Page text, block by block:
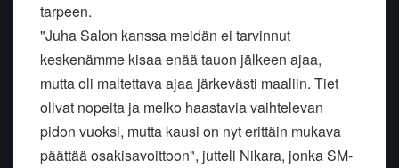
tarpeen.
"Juha Salon kanssa meidän ei tarvinnut
keskenämme kisaa enää tauon jälkeen ajaa,
mutta oli maltettava ajaa järkevästi maaliin. Tiet
olivat nopeita ja melko haastavia vaihtelevan
pidon vuoksi, mutta kausi on nyt erittäin mukava
päättää osakisavoittoon", jutteli Nikara, jonka SM-